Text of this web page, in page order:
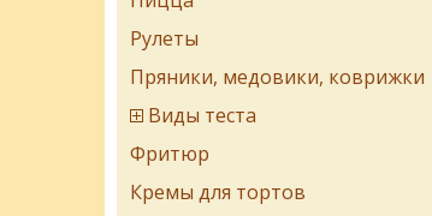
Рулеты
Пряники, медовики, коврижки
Виды теста
Фритюр
Кремы для тортов